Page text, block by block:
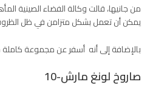
من جانيها، قالت وكالة الفضاء الصينية
يمكن أن تعمل بشكل متزامن في ظل الظروف
بالإضافة إلى أنه أسفر عن مجموعة كاملة
صاروخ لونغ مارش-10